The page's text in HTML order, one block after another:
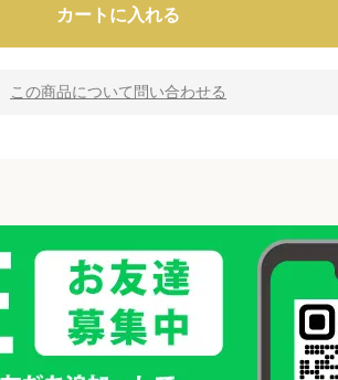
カートに入れる
この商品について問い合わせる